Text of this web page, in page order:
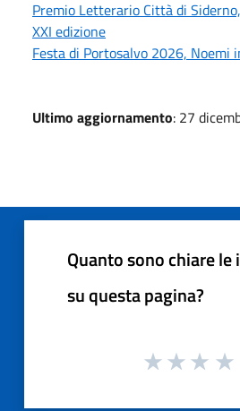
Premio Letterario Città di
XXI edizione
Festa di Portosalvo 2026, Noemi
Ultimo aggiornamento: 27
Quanto sono chiare
su questa pagina?